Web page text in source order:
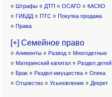
○ Штрафы ○ ДТП ○ ОСАГО ○ КАСКО
○ ГИБДД ○ ПТС ○ Покупка продажа
○ Права
[+] Семейное право
○ Алименты ○ Развод ○ Многодетные
○ Материнский капитал○ Раздел детей
○ Брак ○ Раздел имущества ○ Опека
○ Отцовство○ Усыновление ○ Декрет